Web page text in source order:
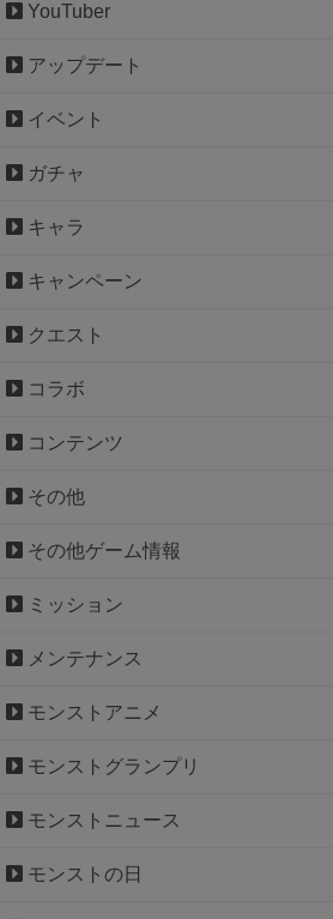
YouTuber
アップデート
イベント
ガチャ
キャラ
キャンペーン
クエスト
コラボ
コンテンツ
その他
その他ゲーム情報
ミッション
メンテナンス
モンストアニメ
モンストグランプリ
モンストニュース
モンストの日